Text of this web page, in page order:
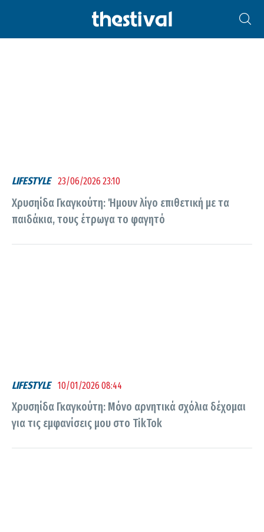
ΧΡΥΣΗΊΔΑ ΓΚΑΓΚΟΎΤΗ
LIFESTYLE 23/06/2026 23:10
Χρυσηίδα Γκαγκούτη: Ήμουν λίγο επιθετική με τα
παιδάκια, τους έτρωγα το φαγητό
LIFESTYLE 10/01/2026 08:44
Χρυσηίδα Γκαγκούτη: Mόνο αρνητικά σχόλια δέχομαι
για τις εμφανίσεις μου στο TikTok